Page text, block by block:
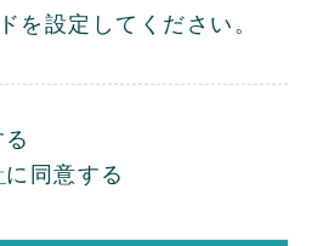
を設定してください。
に同意する